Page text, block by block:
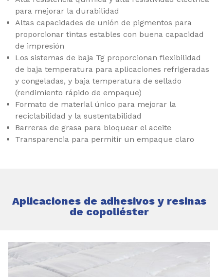
para mejorar la durabilidad
Altas capacidades de unión de pigmentos para
proporcionar tintas estables con buena capacidad
de impresión
Los sistemas de baja Tg proporcionan flexibilidad
de baja temperatura para aplicaciones refrigeradas
y congeladas, y baja temperatura de sellado
(rendimiento rápido de empaque)
Formato de material único para mejorar la
reciclabilidad y la sustentabilidad
Barreras de grasa para bloquear el aceite
Transparencia para permitir un empaque claro
Aplicaciones de adhesivos y resinas
de copoliéster